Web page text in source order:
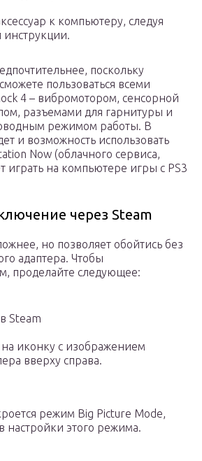
к компьютеру, следуя
поскольку
пользоваться всеми
4 – вибромотором, сенсорной
разъемами для гарнитуры и
режимом работы. В
и возможность использовать
Now (облачного сервиса,
играть на компьютере игры с PS3
через Steam
но позволяет обойтись без
адаптера. Чтобы
проделайте следующее:
Steam
иконку с изображением
вверху справа.
режим Big Picture Mode,
настройки этого режима.